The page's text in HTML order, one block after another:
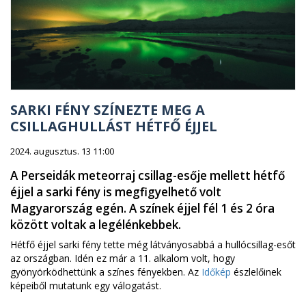
SARKI FÉNY SZÍNEZTE MEG A
CSILLAGHULLÁST HÉTFŐ ÉJJEL
2024. augusztus. 13 11:00
A Perseidák meteorraj csillag-esője mellett hétfő
éjjel a sarki fény is megfigyelhető volt
Magyarország egén. A színek éjjel fél 1 és 2 óra
között voltak a legélénkebbek.
Hétfő éjjel sarki fény tette még látványosabbá a hullócsillag-esőt
az országban. Idén ez már a 11. alkalom volt, hogy
gyönyörködhettünk a színes fényekben. Az Időkép észlelőinek
képeiből mutatunk egy válogatást.